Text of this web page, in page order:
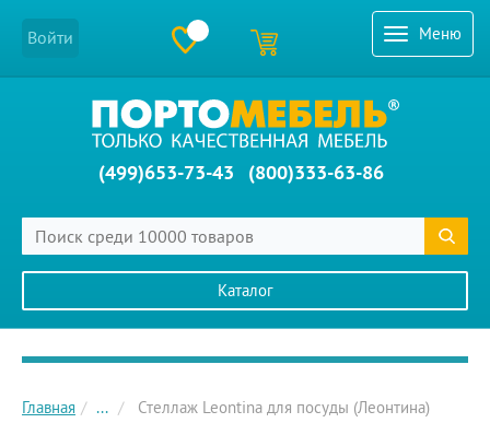
Меню
Войти
(499)653-73-43 (800)333-63-86
Каталог
Главное меню сайта
Главная ... Стеллаж Leontina для посуды (Леонтина)